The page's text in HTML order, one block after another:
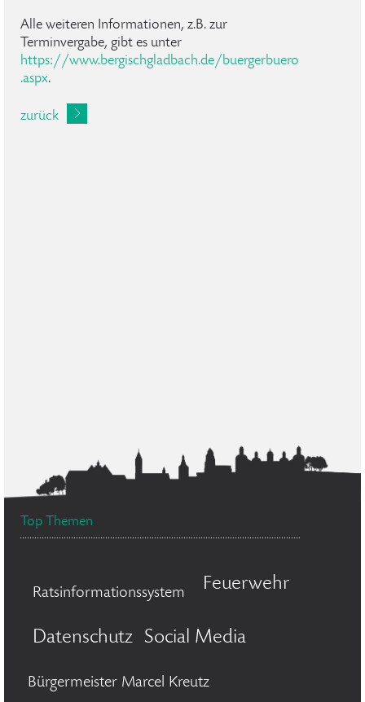
Alle weiteren Informationen, z.B. zur
Terminvergabe, gibt es unter
https://www.bergischgladbach.de/buergerbuero
.aspx.
zurück
Top Themen
Ratsinformationssystem Feuerwehr
Datenschutz Social Media
Bürgermeister Marcel Kreutz